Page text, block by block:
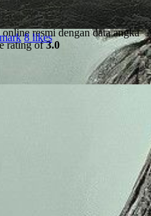
prediksi situs Toto Macau
resmi dengan data angka
rating of3.0
8 likes